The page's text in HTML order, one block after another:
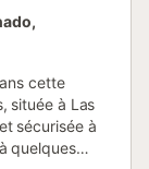
cette
située à Las
sécurisée à
quelques